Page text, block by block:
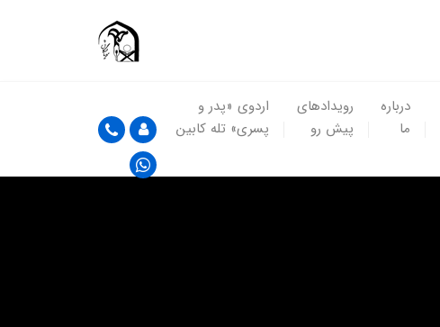
درباره
ما
رویدادهای
پیش رو
اردوی «پدر و
پسری» تله کابین